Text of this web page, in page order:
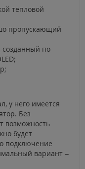
тепловой
пропускающий
созданный по
у него имеется
Без
возможность
будет
подключение
вариант –